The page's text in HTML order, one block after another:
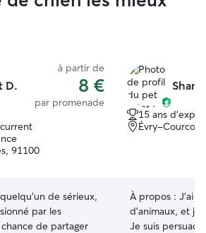
D.
à partir de
8 €
par promenade
91100
de sérieux,
par les
chance de partager
15 ans
Évry-
À propos : J’ai
d’animaux, et je
Je suis